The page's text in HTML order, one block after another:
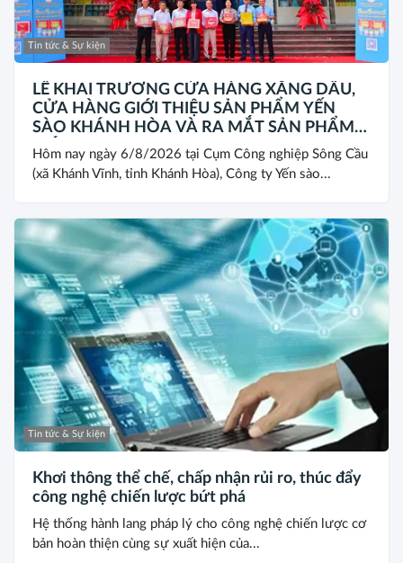
Tin tức & Sự kiện
LỄ KHAI TRƯƠNG CỬA HÀNG XĂNG DẦU,
CỬA HÀNG GIỚI THIỆU SẢN PHẨM YẾN
SÀO KHÁNH HÒA VÀ RA MẮT SẢN PHẨM
MỚI SANEST/SANVINEST SVN79
Hôm nay ngày 6/8/2026 tại Cụm Công nghiệp Sông Cầu
(xã Khánh Vĩnh, tỉnh Khánh Hòa), Công ty Yến sào...
Tin tức & Sự kiện
Khơi thông thể chế, chấp nhận rủi ro, thúc đẩy
công nghệ chiến lược bứt phá
Hệ thống hành lang pháp lý cho công nghệ chiến lược cơ
bản hoàn thiện cùng sự xuất hiện của...